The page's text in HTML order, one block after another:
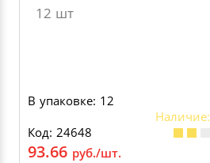
12 шт
В упаковке: 12
Наличие:
Код: 24648
93.66 руб./шт.